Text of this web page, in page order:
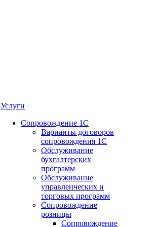
Услуги
Сопровождение 1С
Варианты договоров
сопровождения 1С
Обслуживание
бухгалтерских
программ
Обслуживание
управленческих и
торговых программ
Сопровождение
розницы
Сопровождение